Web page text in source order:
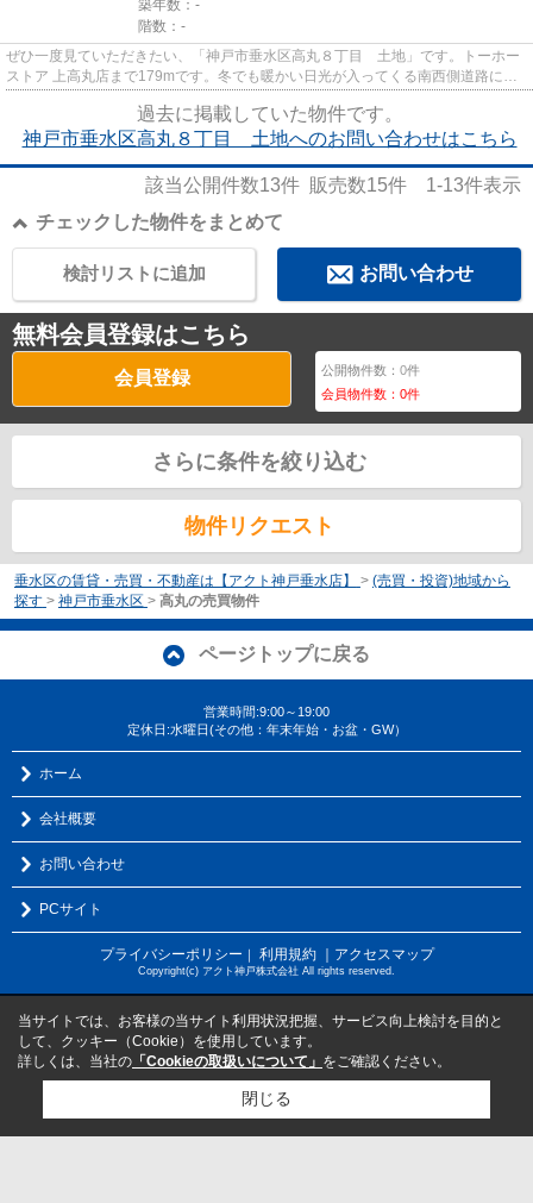
築年数：-
階数：-
ぜひ一度見ていただきたい、「神戸市垂水区高丸８丁目 土地」です。トーホー
ストア 上高丸店まで179mです。冬でも暖かい日光が入ってくる南西側道路に面
過去に掲載していた物件です。
神戸市垂水区高丸８丁目 土地へのお問い合わせはこちら
該当公開件数13件 販売数15件 1-13件表示
チェックした物件をまとめて
お問い合わせ
検討リストに追加
無料会員登録はこちら
会員登録 公開物件数：0件
会員物件数：0件
さらに条件を絞り込む
物件リクエスト
垂水区の賃貸・売買・不動産は【アクト神戸垂水店】 > (売買・投資)地域から
探す > 神戸市垂水区 > 高丸の売買物件
ページトップに戻る
営業時間:9:00～19:00
定休日:水曜日(その他：年末年始・お盆・GW）
ホーム
会社概要
お問い合わせ
PCサイト
プライバシーポリシー ｜ 利用規約 ｜アクセスマップ
Copyright(c) アクト神戸株式会社 All rights reserved.
当サイトでは、お客様の当サイト利用状況把握、サービス向上検討を目的と
して、クッキー（Cookie）を使用しています。
詳しくは、当社の 「Cookieの取扱いについて」 をご確認ください。
閉じる